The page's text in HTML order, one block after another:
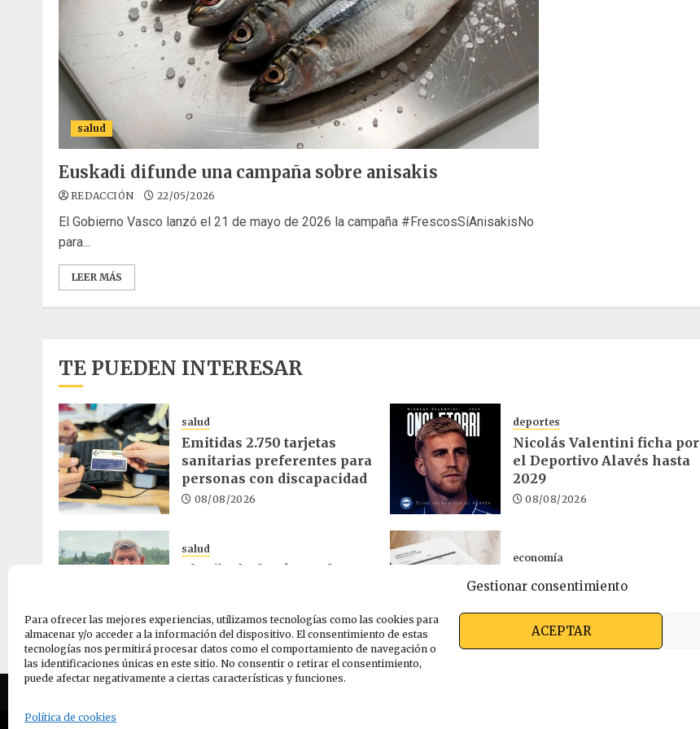
Gestionar consentimiento
Para ofrecer las mejores experiencias, utilizamos tecnologías como las cookies para
almacenar y/o acceder a la información del dispositivo. El consentimiento de estas
tecnologías nos permitirá procesar datos como el comportamiento de navegación o
las identificaciones únicas en este sitio. No consentir o retirar el consentimiento,
puede afectar negativamente a ciertas características y funciones.
ACEPTAR
Política de cookies
salud
Euskadi difunde una campaña sobre anisakis
REDACCIÓN 22/05/2026
El Gobierno Vasco lanzó el 21 de mayo de 2026 la campaña #FrescosSíAnisakisNo
para...
LEER MÁS
TE PUEDEN INTERESAR
salud
Emitidas 2.750 tarjetas
sanitarias preferentes para
personas con discapacidad
08/08/2026
deportes
Nicolás Valentini ficha por
el Deportivo Alavés hasta
2029
08/08/2026
salud
El cribado de cáncer de
07/08/2026
economía
El desempleo en Euskadi
sube un 1,32% en julio
06/08/2026